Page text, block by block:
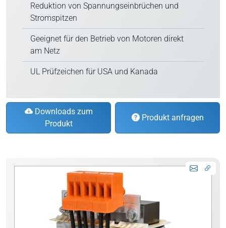
Reduktion von Spannungseinbrüchen und
Stromspitzen
Geeignet für den Betrieb von Motoren direkt
am Netz
UL Prüfzeichen für USA und Kanada
Downloads zum
Produkt
Produkt anfragen